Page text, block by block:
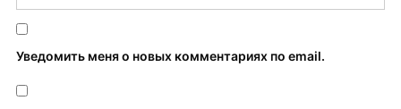
Уведомить меня о новых комментариях по email.